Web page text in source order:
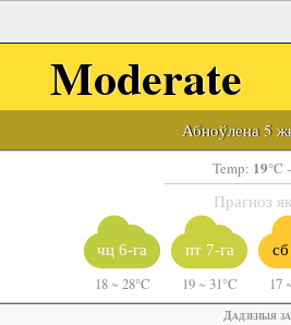
Moderate
Абноўлена 5
Temp: 19°C
Прагноз
чц 6-га
18 ~ 28°C
пт 7-га
19 ~ 31°C
сб
17 ~
Дадзеныя